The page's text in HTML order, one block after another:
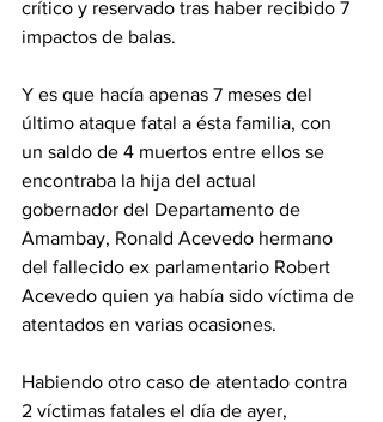
crítico y reservado tras haber recibido 7
impactos de balas.
Y es que hacía apenas 7 meses del
último ataque fatal a ésta familia, con
un saldo de 4 muertos entre ellos se
encontraba la hija del actual
gobernador del Departamento de
Amambay, Ronald Acevedo hermano
del fallecido ex parlamentario Robert
Acevedo quien ya había sido víctima de
atentados en varias ocasiones.
Habiendo otro caso de atentado contra
2 víctimas fatales el día de ayer,